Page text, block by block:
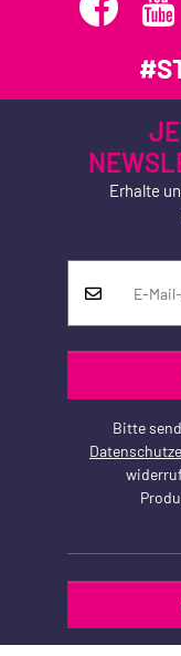
Erhalte
Bitte